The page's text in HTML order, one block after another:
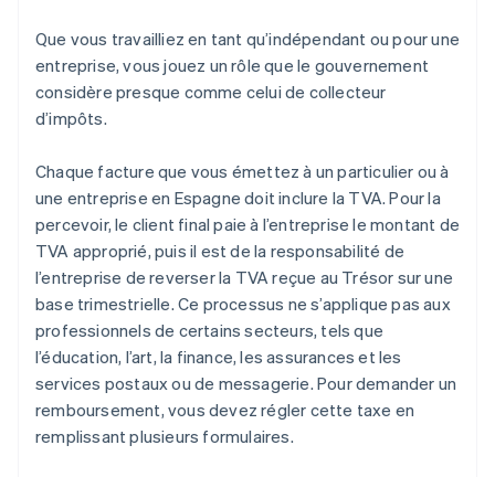
Que vous travailliez en tant qu’indépendant ou pour une
entreprise, vous jouez un rôle que le gouvernement
considère presque comme celui de collecteur
d’impôts.
Chaque facture que vous émettez à un particulier ou à
une entreprise en Espagne doit inclure la TVA. Pour la
percevoir, le client final paie à l’entreprise le montant de
TVA approprié, puis il est de la responsabilité de
l’entreprise de reverser la TVA reçue au Trésor sur une
base trimestrielle. Ce processus ne s’applique pas aux
professionnels de certains secteurs, tels que
l’éducation, l’art, la finance, les assurances et les
services postaux ou de messagerie. Pour demander un
remboursement, vous devez régler cette taxe en
remplissant plusieurs formulaires.